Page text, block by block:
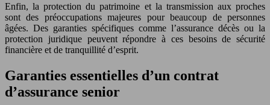
Enfin, la protection du patrimoine et la transmission aux proches
sont des préoccupations majeures pour beaucoup de personnes
âgées. Des garanties spécifiques comme l’assurance décès ou la
protection juridique peuvent répondre à ces besoins de sécurité
financière et de tranquillité d’esprit.
Garanties essentielles d’un contrat
d’assurance senior